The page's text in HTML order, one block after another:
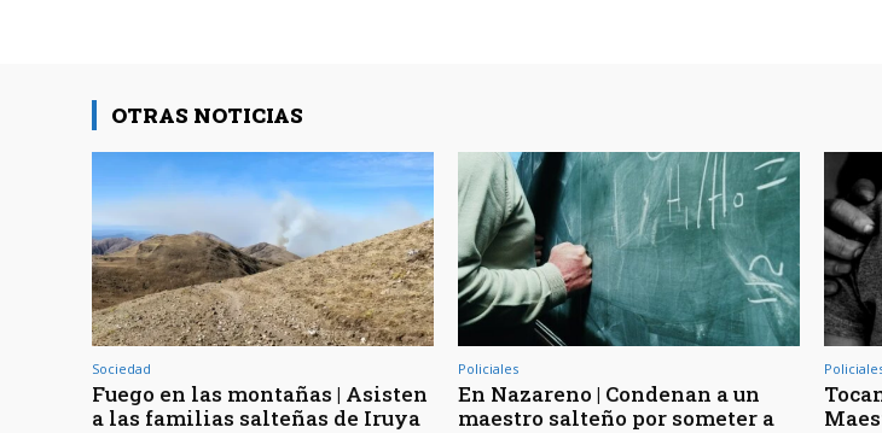
OTRAS NOTICIAS
Sociedad
Fuego en las montañas | Asisten
a las familias salteñas de Iruya
Policiales
En Nazareno | Condenan a un
maestro salteño por someter a